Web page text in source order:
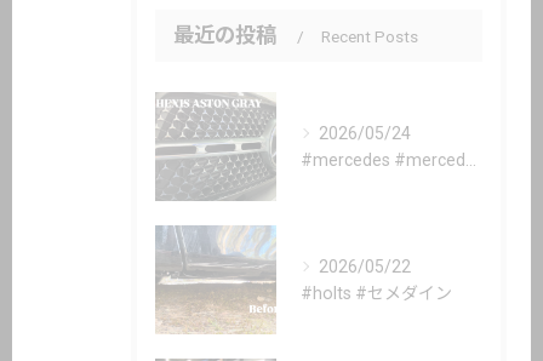
最近の投稿 Recent Posts
2026/05/24
#mercedes #mercedesbenz #gle #...
2026/05/22
#holts #セメダイン